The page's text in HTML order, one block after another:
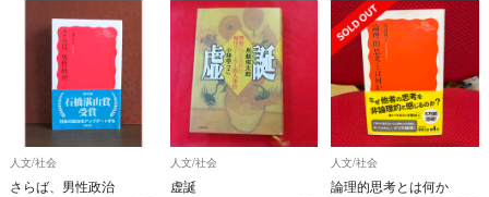
人文/社会
さらば、男性政治
人文/社会
虚誕
人文/社会
論理的思考とは何か